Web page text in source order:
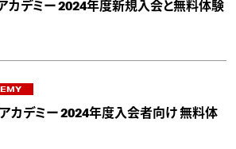
カデミー 2024年度新規入会と無料体験
カデミー 2024年度入会者向け 無料体